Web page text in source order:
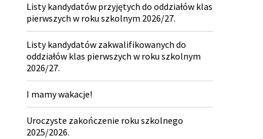
Listy kandydatów przyjętych do oddziałów klas
pierwszych w roku szkolnym 2026/27.
Listy kandydatów zakwalifikowanych do
oddziałów klas pierwszych w roku szkolnym
2026/27.
I mamy wakacje!
Uroczyste zakończenie roku szkolnego
2025/2026.